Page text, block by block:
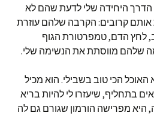
הדרך היחידה שלי לדעת שהם לא
אותם קרובים: הקרבה שלהם עוזרת
לחץ הדם, טמפרטורת הגוף
שלהם מווסתת את הנשימה שלי.
האוכל הכי טוב בשבילי. הוא מכיל
בתחליף, שיעזרו לי להיות בריא
היא מפרישה הורמון שגורם גם לה